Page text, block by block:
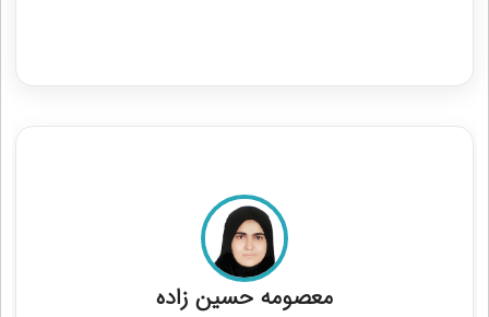
معصومه حسین زاده